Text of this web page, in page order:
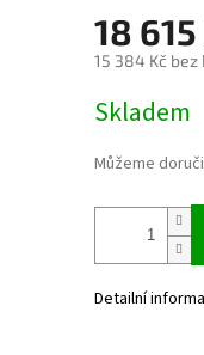
18 615
15 384 Kč bez
Skladem
Můžeme
Detailní